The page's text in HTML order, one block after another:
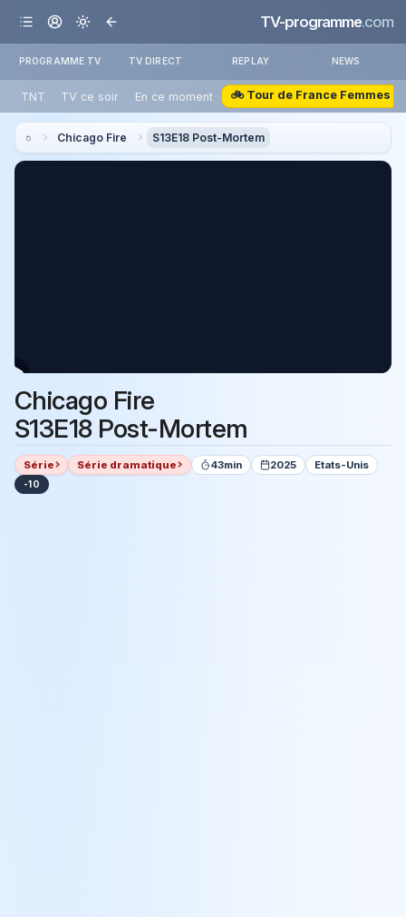
TV-programme.com
PROGRAMME TV TV DIRECT REPLAY NEWS
TNT TV ce soir En ce moment 🚲 Tour de France Femmes
Chicago Fire S13E18 Post-Mortem
Chicago Fire
S13E18 Post-Mortem
Série Série dramatique 43min 2025 Etats-Unis
-10